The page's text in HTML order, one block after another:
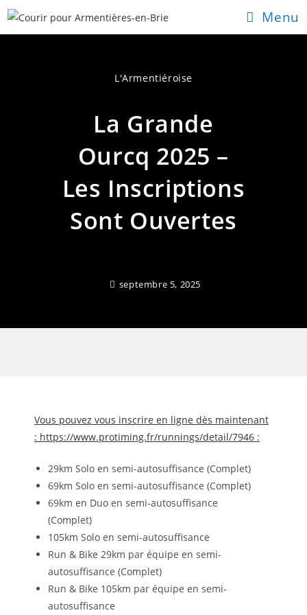
Skip
Menu
L'Armentiéroise
La Grande
Ourcq 2025 –
Les Inscriptions
Sont Ouvertes
septembre 5, 2025
Vous pouvez vous inscrire en ligne dès maintenant
: https://www.protiming.fr/runnings/detail/7946 :
29km Solo en semi-autosuffisance (Complet)
69km Solo en semi-autosuffisance (Complet)
69km en Duo en semi-autosuffisance
(Complet)
105km Solo en semi-autosuffisance
Run & Bike 29km par équipe en semi-
autosuffisance (Complet)
Run & Bike 105km par équipe en semi-
autosuffisance